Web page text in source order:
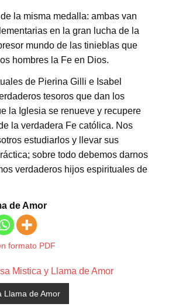
la misma medalla: ambas van
en la gran lucha de la
mundo de las tinieblas que
hombres la Fe en Dios.
de Pierina Gilli e Isabel
tesoros que dan los
la Iglesia se renueve y recupere
la verdadera Fe católica. Nos
estudiarlos y llevar sus
sobre todo debemos darnos
verdaderos hijos espirituales de
de Amor
formato PDF
Mistica y Llama de Amor
Llama de Amor